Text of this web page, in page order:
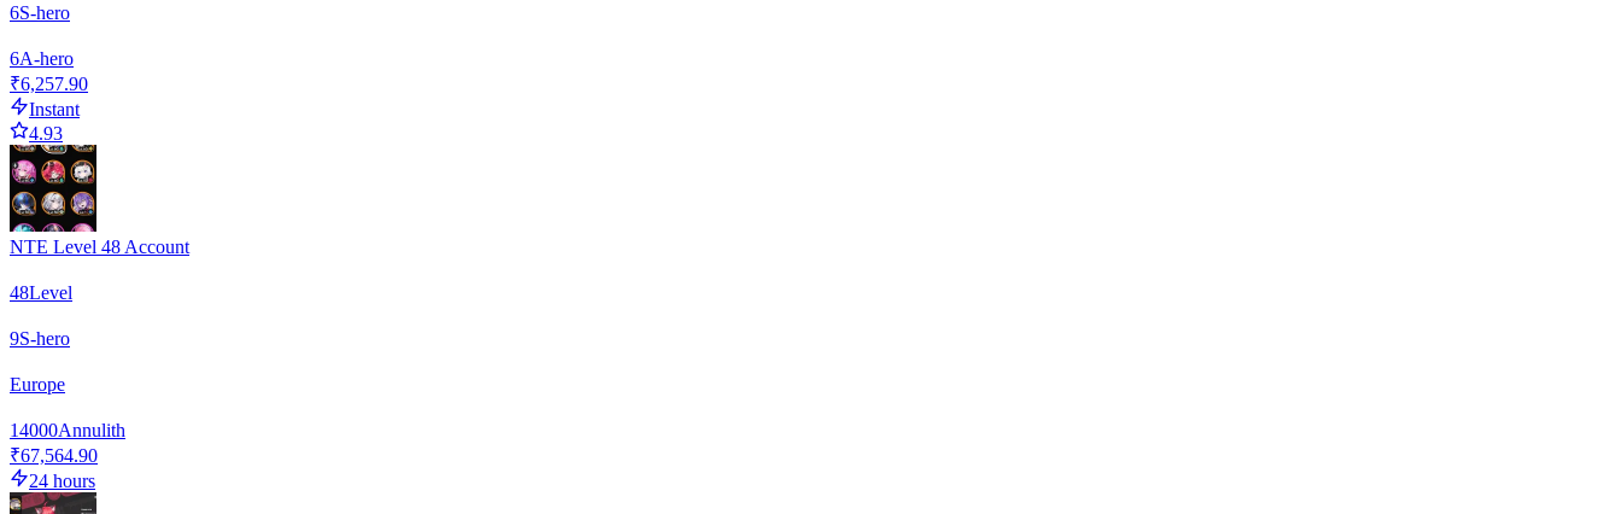
6S-hero
6А-hero
₹6,257.90
Instant
4.93
NTE Level 48 Account
48Level
9S-hero
Europe
14000Annulith
₹67,564.90
24 hours